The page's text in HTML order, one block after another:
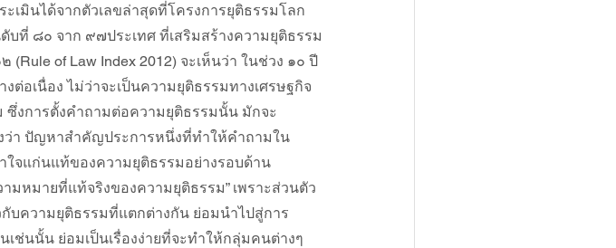
เมินได้จากตัวเลขล่าสุดที่โครงการยุติธรรมโลก
บที่ ๘๐ จาก ๙๗ประเทศ ที่เสริมสร้างความยุติธรรม
of Law Index 2012) จะเห็นว่า ในช่วง ๑๐ ปี
อเนื่อง ไม่ว่าจะเป็นความยุติธรรมทางเศรษฐกิจ
งการตั้งคำถามต่อความยุติธรรมนั้น มักจะ
ว่า ปัญหาสำคัญประการหนึ่งที่ทำให้คำถามใน
ใจแก่นแท้ของความยุติธรรมอย่างรอบด้าน
มหมายที่แท้จริงของความยุติธรรม” เพราะส่วนตัว
บความยุติธรรมที่แตกต่างกัน ย่อมนำไปสู่การ
เช่นนั้น ย่อมเป็นเรื่องง่ายที่จะทำให้กลุ่มคนต่างๆ